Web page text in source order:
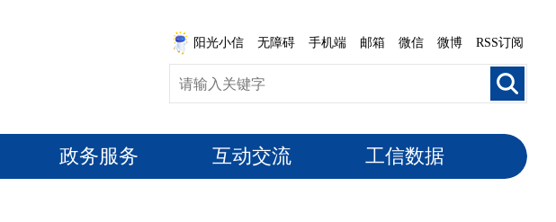
阳光小信 无障碍 手机端 邮箱 微信 微博 RSS订阅
政务服务 互动交流 工信数据